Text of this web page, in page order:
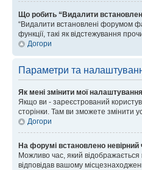
Що робить “Видалити
“Видалити встановлені форумом
функції, такі як відстежування
Догори
Параметри та
Як мені змінити мої
Якщо ви - зареєстрований
сторінки. Там ви зможете змінити
Догори
На форумі встановлено невірний
Можливо час, який
відповідав вашому